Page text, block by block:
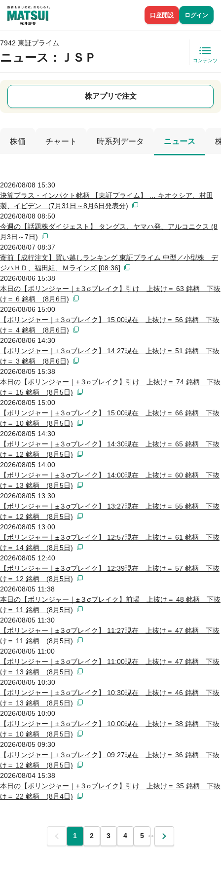
口座開設 ログイン
7942 東証プライム
ニュース ：ＪＳＰ コンテンツ
株アプリで注文
株価 チャート 時系列データ ニュース
2026/08/08 15:30
決算プラス・インパクト銘柄 【東証プライム】 … キオクシア、村田
製、イビデン (7月31日～8月6日発表分)
2026/08/08 08:50
今週の【話題株ダイジェスト】 タングス、ヤマハ発、アルコニクス (8
月3日～7日)
2026/08/07 08:37
寄前【成行注文】買い越しランキング 東証プライム 中型／小型株 デ
ジハＨＤ、福田組、Ｍラインズ [08:36]
2026/08/06 15:38
本日の【ボリンジャー｜±３σブレイク】引け 上抜け＝ 63 銘柄 下抜
け＝ 6 銘柄 (8月6日)
2026/08/06 15:00
【ボリンジャー｜±３σブレイク】 15:00現在 上抜け＝ 56 銘柄 下抜
け＝ 4 銘柄 (8月6日)
2026/08/06 14:30
【ボリンジャー｜±３σブレイク】 14:27現在 上抜け＝ 51 銘柄 下抜
け＝ 3 銘柄 (8月6日)
2026/08/05 15:38
本日の【ボリンジャー｜±３σブレイク】引け 上抜け＝ 74 銘柄 下抜
け＝ 15 銘柄 (8月5日)
2026/08/05 15:00
【ボリンジャー｜±３σブレイク】 15:00現在 上抜け＝ 66 銘柄 下抜
け＝ 10 銘柄 (8月5日)
2026/08/05 14:30
【ボリンジャー｜±３σブレイク】 14:30現在 上抜け＝ 65 銘柄 下抜
け＝ 12 銘柄 (8月5日)
2026/08/05 14:00
【ボリンジャー｜±３σブレイク】 14:00現在 上抜け＝ 60 銘柄 下抜
け＝ 13 銘柄 (8月5日)
2026/08/05 13:30
【ボリンジャー｜±３σブレイク】 13:27現在 上抜け＝ 55 銘柄 下抜
け＝ 12 銘柄 (8月5日)
2026/08/05 13:00
【ボリンジャー｜±３σブレイク】 12:57現在 上抜け＝ 61 銘柄 下抜
け＝ 14 銘柄 (8月5日)
2026/08/05 12:40
【ボリンジャー｜±３σブレイク】 12:39現在 上抜け＝ 57 銘柄 下抜
け＝ 12 銘柄 (8月5日)
2026/08/05 11:38
本日の【ボリンジャー｜±３σブレイク】前場 上抜け＝ 48 銘柄 下抜
け＝ 11 銘柄 (8月5日)
2026/08/05 11:30
【ボリンジャー｜±３σブレイク】 11:27現在 上抜け＝ 47 銘柄 下抜
け＝ 11 銘柄 (8月5日)
2026/08/05 11:00
【ボリンジャー｜±３σブレイク】 11:00現在 上抜け＝ 47 銘柄 下抜
け＝ 13 銘柄 (8月5日)
2026/08/05 10:30
【ボリンジャー｜±３σブレイク】 10:30現在 上抜け＝ 46 銘柄 下抜
け＝ 13 銘柄 (8月5日)
2026/08/05 10:00
【ボリンジャー｜±３σブレイク】 10:00現在 上抜け＝ 38 銘柄 下抜
け＝ 10 銘柄 (8月5日)
2026/08/05 09:30
【ボリンジャー｜±３σブレイク】 09:27現在 上抜け＝ 36 銘柄 下抜
け＝ 12 銘柄 (8月5日)
2026/08/04 15:38
本日の【ボリンジャー｜±３σブレイク】引け 上抜け＝ 35 銘柄 下抜
け＝ 22 銘柄 (8月4日)
前 1 2 3 4 5 … 次